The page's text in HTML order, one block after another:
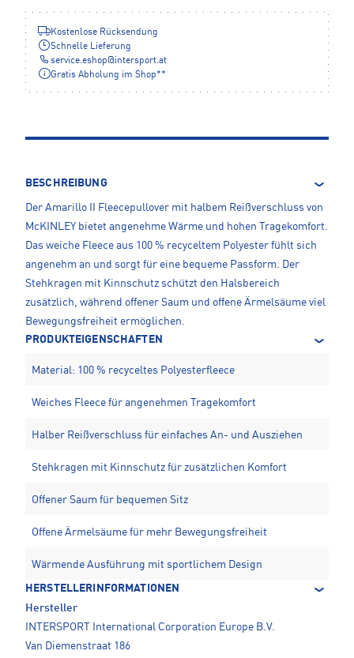
Kostenlose Rücksendung
Schnelle Lieferung
service.eshop@intersport.at
Gratis Abholung im Shop**
BESCHREIBUNG
Der Amarillo II Fleecepullover mit halbem Reißverschluss von
McKINLEY bietet angenehme Wärme und hohen Tragekomfort.
Das weiche Fleece aus 100 % recyceltem Polyester fühlt sich
angenehm an und sorgt für eine bequeme Passform. Der
Stehkragen mit Kinnschutz schützt den Halsbereich
zusätzlich, während offener Saum und offene Ärmelsäume viel
Bewegungsfreiheit ermöglichen.
PRODUKTEIGENSCHAFTEN
Material: 100 % recyceltes Polyesterfleece
Weiches Fleece für angenehmen Tragekomfort
Halber Reißverschluss für einfaches An- und Ausziehen
Stehkragen mit Kinnschutz für zusätzlichen Komfort
Offener Saum für bequemen Sitz
Offene Ärmelsäume für mehr Bewegungsfreiheit
Wärmende Ausführung mit sportlichem Design
HERSTELLERINFORMATIONEN
Hersteller
INTERSPORT International Corporation Europe B.V.
Van Diemenstraat 186